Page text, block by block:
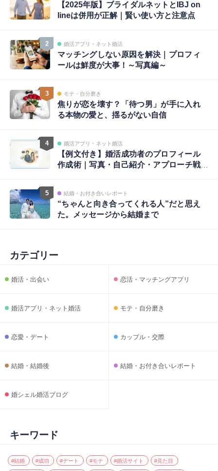
【2025年版】ブライダルネットとIBJ on
lineは併用が正解｜賢い使い方と注意点
2 婚活アプリ・ネット婚活
マッチングしない原因を解決｜プロフィ
ールは鮮度が大事！～写真編～
3 モテ・自分磨き
焦りが恋を壊す？「待つ男」が手に入れ
る本物の愛と、揺るがない自信
4 婚活アプリ・ネット婚活
【例文付き】婚活成功者のプロフィール
作成術｜写真・自己紹介・アプローチ戦
5 結婚・お付き合いレポート
“ちゃんと向き合ってくれる人”だと思え
た。メッセージから結婚まで
カテゴリー
婚活・出会い 恋活・マッチングアプリ
婚活アプリ・ネット婚活 モテ・自分磨き
恋愛・デート カップル・交際
結婚・結婚後 結婚・お付き合いレポート
婚シェル婚活ブログ
キーワード
#結婚 #成功 #デート #モテ #婚活サイト #見た目